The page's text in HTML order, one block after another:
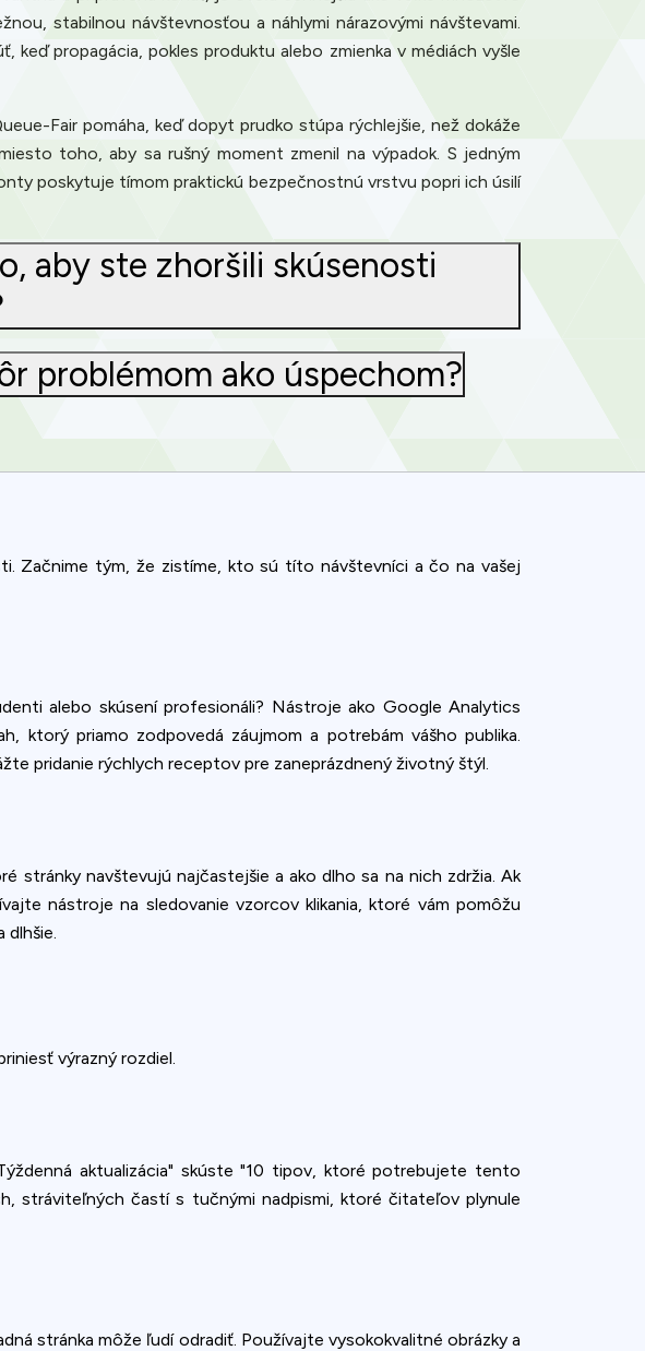
stabilnou návštevnosťou a náhlymi nárazovými návštevami.
keď propagácia, pokles produktu alebo zmienka v médiách vyšle
Fair pomáha, keď dopyt prudko stúpa rýchlejšie, než dokáže
toho, aby sa rušný moment zmenil na výpadok. S jedným
poskytuje tímom praktickú bezpečnostnú vrstvu popri ich úsilí
aby ste zhoršili skúsenosti
problémom ako úspechom?
Začnime tým, že zistíme, kto sú títo návštevníci a čo na vašej
alebo skúsení profesionáli? Nástroje ako Google Analytics
ktorý priamo zodpovedá záujmom a potrebám vášho publika.
pridanie rýchlych receptov pre zaneprázdnený životný štýl.
stránky navštevujú najčastejšie a ako dlho sa na nich zdržia. Ak
nástroje na sledovanie vzorcov klikania, ktoré vám pomôžu
dlhšie.
výrazný rozdiel.
aktualizácia" skúste "10 tipov, ktoré potrebujete tento
stráviteľných častí s tučnými nadpismi, ktoré čitateľov plynule
stránka môže ľudí odradiť. Používajte vysokokvalitné obrázky a